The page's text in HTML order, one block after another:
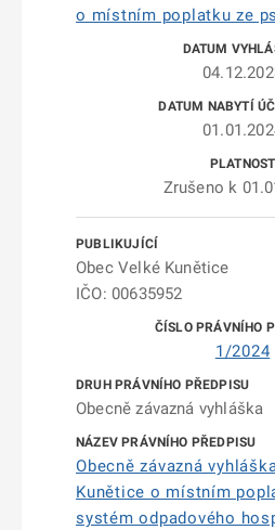
o místním poplatku ze
Zrušeno k
Obec Velké Kunětice
IČO: 00635952
1/2024
Obecně závazná vyhláška
Obecně závazná
Kunětice o místním
systém odpadového